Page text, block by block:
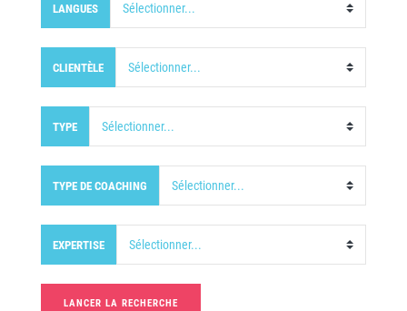
LANGUES
CLIENTÈLE
TYPE
TYPE DE COACHING
EXPERTISE
LANCER LA RECHERCHE